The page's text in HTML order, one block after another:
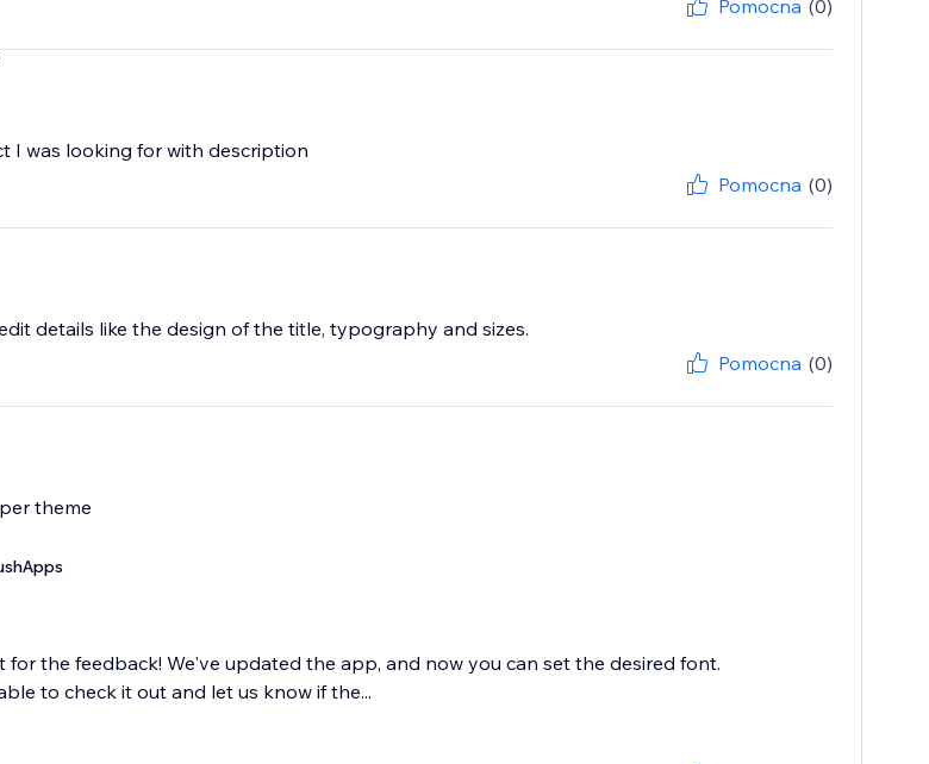
Pomocna (0)
I was looking for with description
Pomocna (0)
details like the design of the title, typography and sizes.
Pomocna (0)
for the feedback! We've updated the app, and now you can set the desired font.
to check it out and let us know if the...